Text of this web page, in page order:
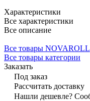
Характеристики
Все характеристики
Все описание
Все товары NOVAROLL
Все товары категории
Заказать
Под заказ
Рассчитать доставку
Нашли дешевле?